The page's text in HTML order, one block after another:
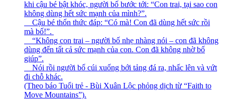
khi cậu bé bật khóc, người bố bước tới: “Con trai, tại sao con
không dùng hết sức mạnh của mình?”.
Cậu bé thổn thức đáp: “Có mà! Con đã dùng hết sức rồi
mà bố!”.
“Không con trai – người bố nhẹ nhàng nói – con đã không
dùng đến tất cả sức mạnh của con. Con đã không nhờ bố
giúp”.
Nói rồi người bố cúi xuống bới tảng đá ra, nhấc lên và vứt
đi chỗ khác.
(Theo báo Tuổi trẻ - Bùi Xuân Lộc phỏng dịch từ “Faith to
Move Mountains”).